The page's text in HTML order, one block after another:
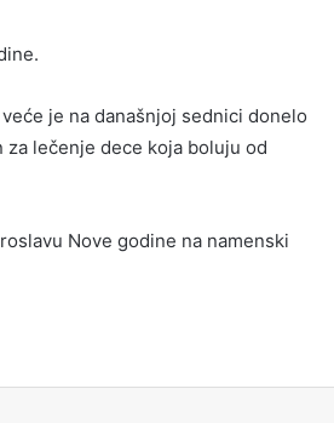
je na današnjoj sednici donelo
lečenje dece koja boluju od
Nove godine na namenski